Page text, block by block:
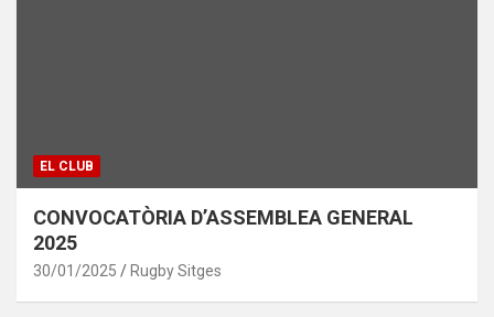
EL CLUB
CONVOCATÒRIA D’ASSEMBLEA GENERAL
2025
30/01/2025 Rugby Sitges